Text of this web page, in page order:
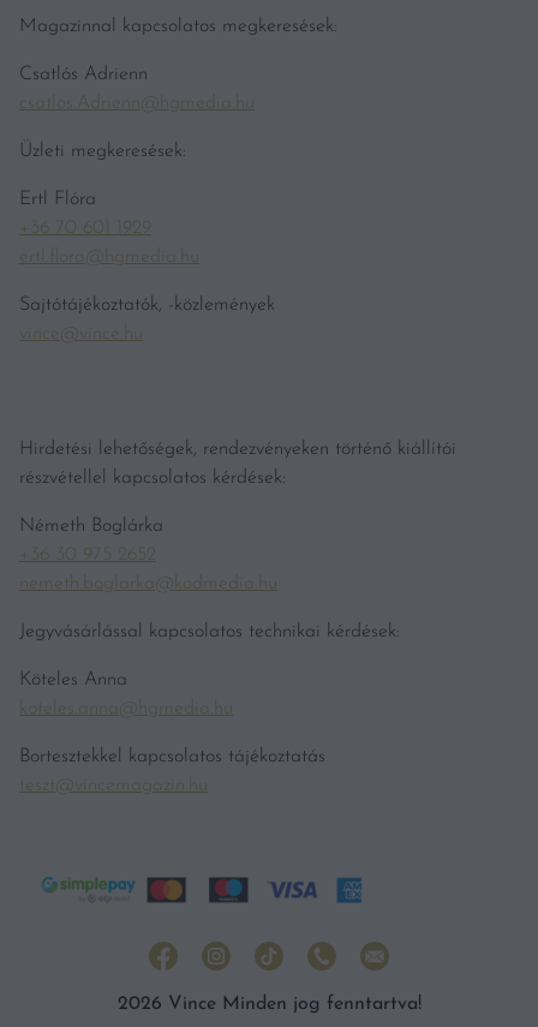
Magazinnal kapcsolatos megkeresések:
Csatlós Adrienn
csatlos.Adrienn@hgmedia.hu
Üzleti megkeresések:
Ertl Flóra
+36 70 601 1929
ertl.flora@hgmedia.hu
Sajtótájékoztatók, -közlemények
vince@vince.hu
Hirdetési lehetőségek, rendezvényeken történő kiállítói
részvétellel kapcsolatos kérdések:
Németh Boglárka
+36 30 975 2652
nemeth.boglarka@kodmedia.hu
Jegyvásárlással kapcsolatos technikai kérdések:
Köteles Anna
koteles.anna@hgmedia.hu
Bortesztekkel kapcsolatos tájékoztatás
teszt@vincemagazin.hu
2026 Vince Minden jog fenntartva!